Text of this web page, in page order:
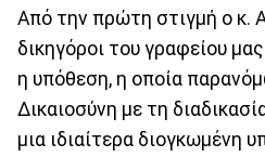
Από την πρώτη στιγμή ο κ.
δικηγόροι του γραφείου
η υπόθεση, η οποία
Δικαιοσύνη με τη
μια ιδιαίτερα διογκωμένη